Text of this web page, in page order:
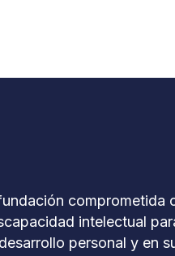
comprometida
intelectual
personal y en